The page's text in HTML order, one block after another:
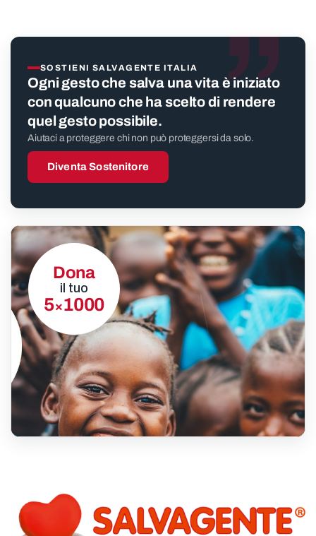
”
SOSTIENI SALVAGENTE ITALIA
Ogni gesto che salva una vita è iniziato
con qualcuno che ha scelto di rendere
quel gesto possibile.
Aiutaci a proteggere chi non può proteggersi da solo.
Diventa Sostenitore
Dona
il tuo
5×1000